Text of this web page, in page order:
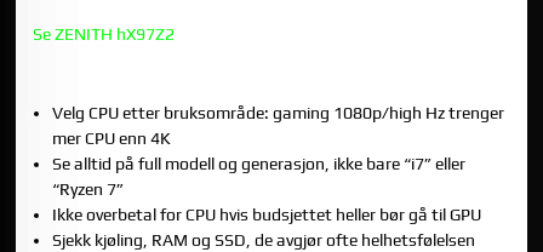
Se ZENITH hX97Z2
Velg CPU etter bruksområde: gaming 1080p/high Hz trenger
mer CPU enn 4K
Se alltid på full modell og generasjon, ikke bare “i7” eller
“Ryzen 7”
Ikke overbetal for CPU hvis budsjettet heller bør gå til GPU
Sjekk kjøling, RAM og SSD, de avgjør ofte helhetsfølelsen